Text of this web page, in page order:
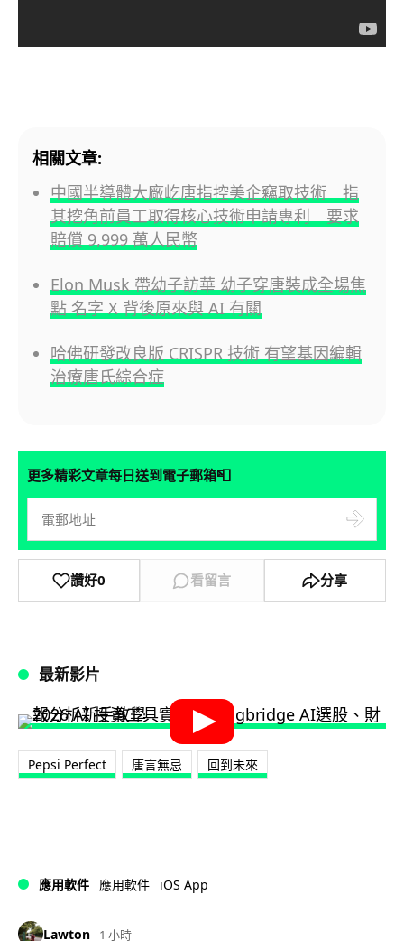
相關文章:
中國半導體大廠屹唐指控美企竊取技術 指
其挖角前員工取得核心技術申請專利 要求
賠償 9,999 萬人民幣
Elon Musk 帶幼子訪華 幼子穿唐裝成全場焦
點 名字 X 背後原來與 AI 有關
哈佛研發改良版 CRISPR 技術 有望基因編輯
治療唐氏綜合症
更多精彩文章每日送到電子郵箱📮
讚好0 看留言 分享
最新影片
Pepsi Perfect 唐言無忌 回到未來
應用軟件 應用軟件 iOS App
Lawton 1 小時